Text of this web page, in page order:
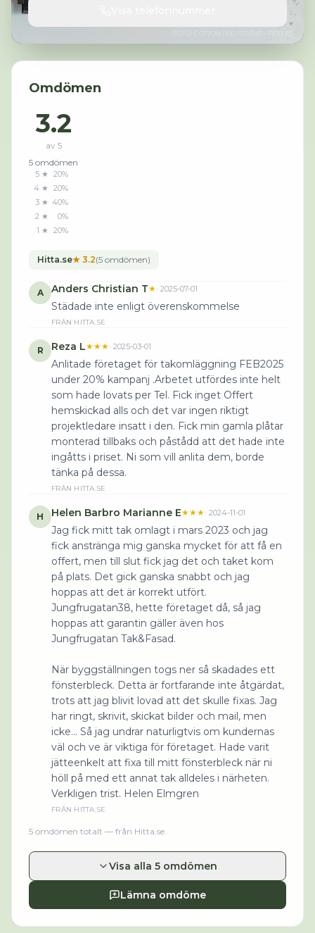
Omdömen
3.2
av 5
5 omdömen
5 ★ 20%
4 ★ 20%
3 ★ 40%
2 ★ 0%
1 ★ 20%
Hitta.se★ 3.2(5 omdömen)
A Anders Christian T★· 2025-07-01
Städade inte enligt överenskommelse
FRÅN HITTA.SE
R Reza L★★★· 2025-03-01
Anlitade företaget för takomläggning FEB2025
under 20% kampanj .Arbetet utfördes inte helt
som hade lovats per Tel. Fick inget Offert
hemskickad alls och det var ingen riktigt
projektledare insatt i den. Fick min gamla plåtar
monterad tillbaks och påstådd att det hade inte
ingåtts i priset. Ni som vill anlita dem, borde
tänka på dessa.
FRÅN HITTA.SE
H Helen Barbro Marianne E★★★· 2024-11-01
Jag fick mitt tak omlagt i mars 2023 och jag
fick anstränga mig ganska mycket för att få en
offert, men till slut fick jag det och taket kom
på plats. Det gick ganska snabbt och jag
hoppas att det är korrekt utfört.
Jungfrugatan38, hette företaget då, så jag
hoppas att garantin gäller även hos
Jungfrugatan Tak&Fasad.
När byggställningen togs ner så skadades ett
fönsterbleck. Detta är fortfarande inte åtgärdat,
trots att jag blivit lovad att det skulle fixas. Jag
har ringt, skrivit, skickat bilder och mail, men
icke... Så jag undrar naturligtvis om kundernas
väl och ve är viktiga för företaget. Hade varit
jätteenkelt att fixa till mitt fönsterbleck när ni
höll på med ett annat tak alldeles i närheten.
Verkligen trist. Helen Elmgren
FRÅN HITTA.SE
5 omdömen totalt — från Hitta.se.
Visa alla 5 omdömen
Lämna omdöme